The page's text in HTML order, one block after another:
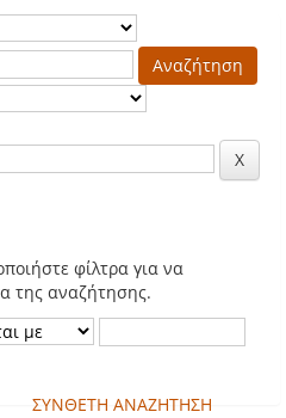
φίλτρα για να
της αναζήτησης.
ΣΥΝΘΕΤΗ ΑΝΑΖΗΤΗΣΗ